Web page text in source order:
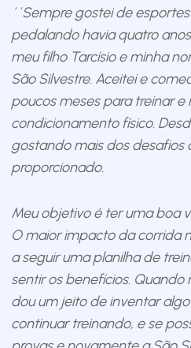
´´Sempre gostei de
pedalando havia quatro
meu filho Tarcísio e minha
São Silvestre. Aceitei e
poucos meses para treinar e
condicionamento físico.
gostando mais dos desafios
proporcionado.
Meu objetivo é ter uma boa
O maior impacto da corrida
a seguir uma planilha de
sentir os benefícios. Quando
dou um jeito de inventar
continuar treinando, e se